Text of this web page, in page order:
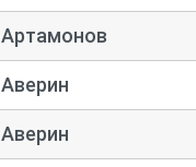
Артамонов
Аверин
Аверин